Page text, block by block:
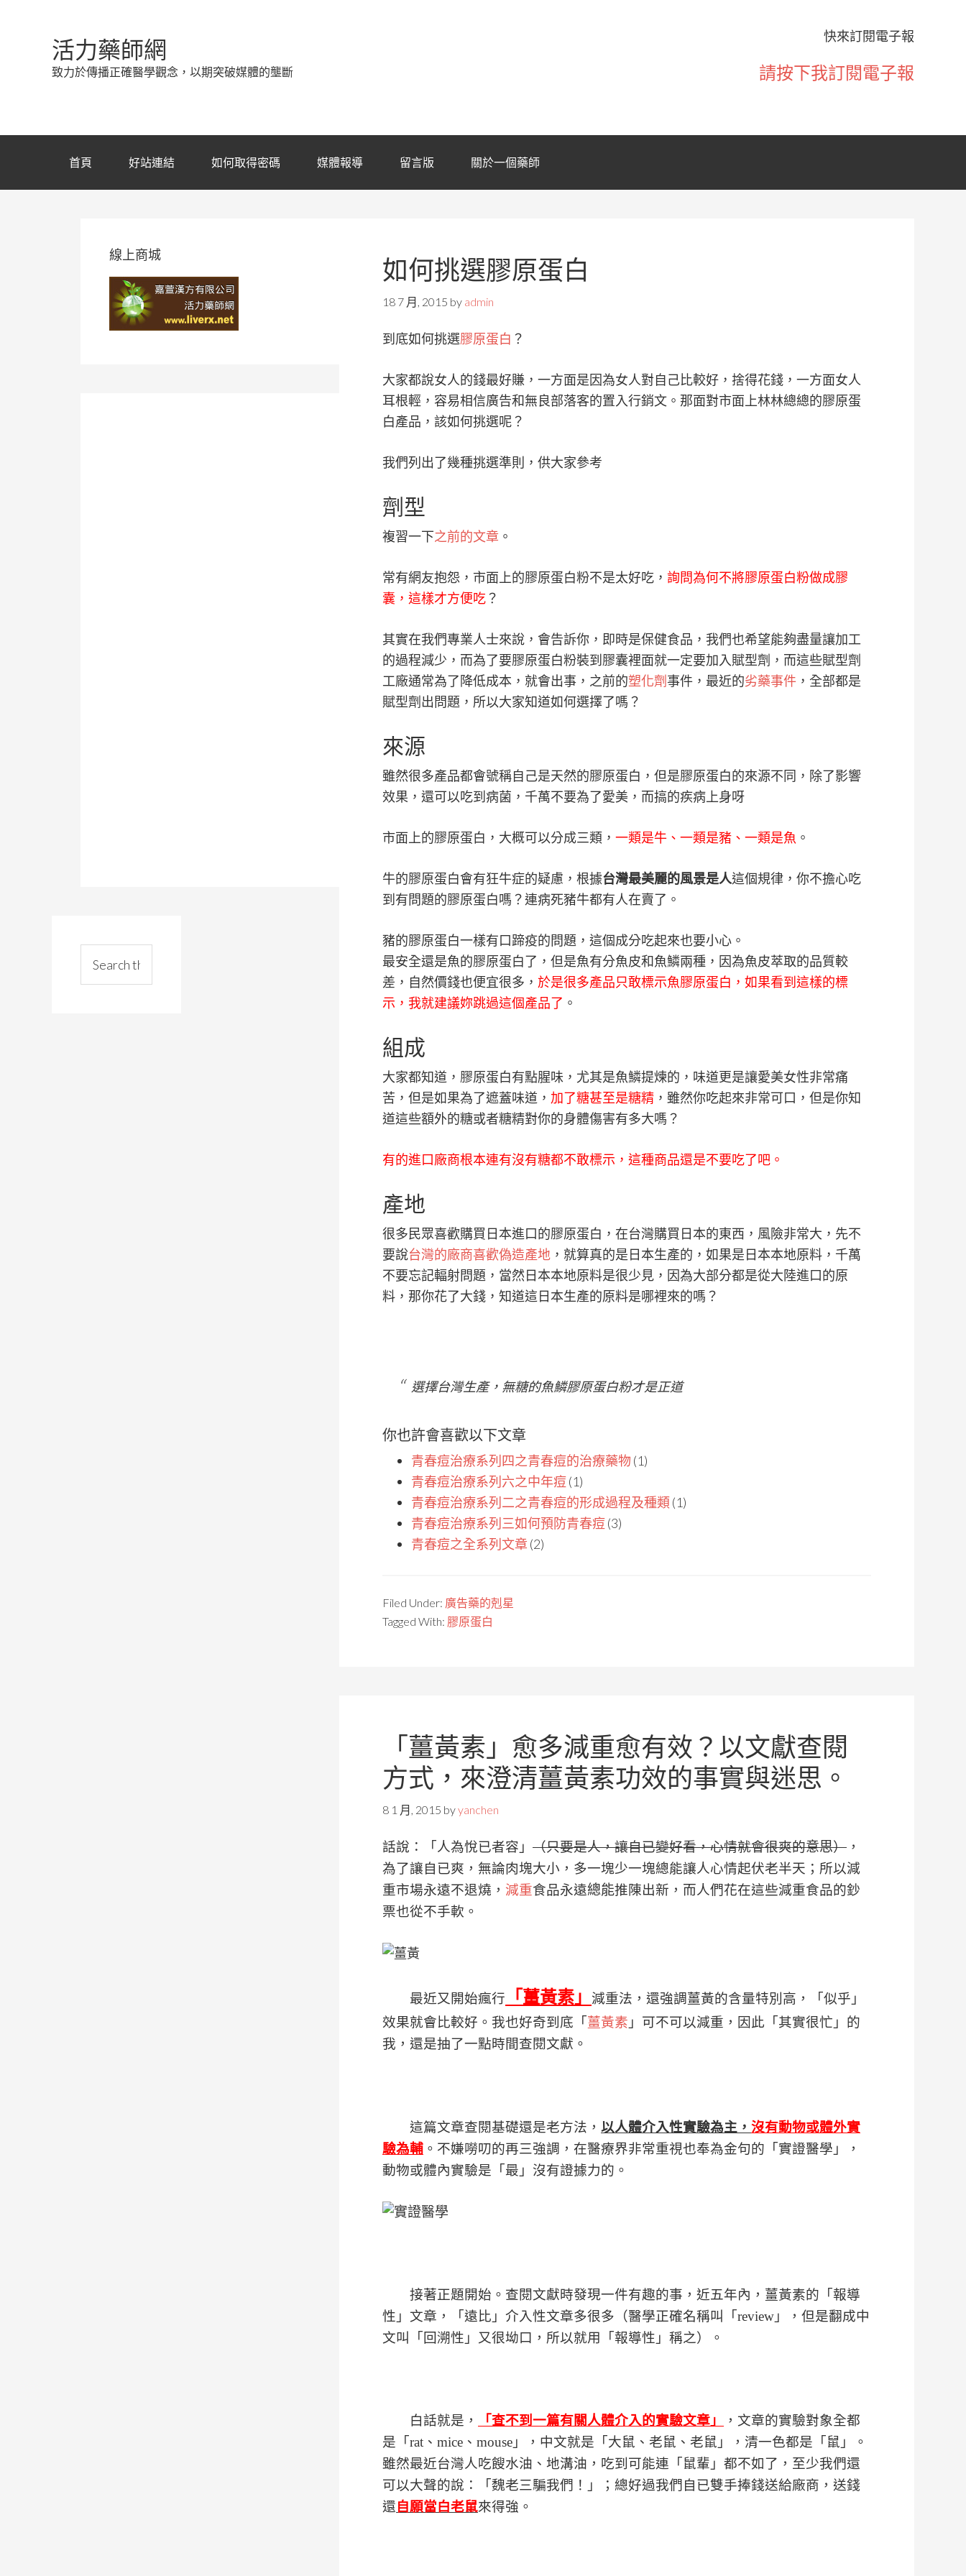
活力藥師網
致力於傳播正確醫學觀念，以期突破媒體的壟斷
快來訂閱電子報
請按下我訂閱電子報
首頁 好站連結 如何取得密碼 媒體報導 留言版 關於一個藥師
如何挑選膠原蛋白
18 7 月, 2015 by admin
到底如何挑選膠原蛋白 ？
大家都說女人的錢最好賺，一方面是因為女人對自己比較好，捨得花錢，一方面女人
耳根輕，容易相信廣告和無良部落客的置入行銷文。那面對市面上林林總總的膠原蛋
白產品，該如何挑選呢？
我們列出了幾種挑選準則，供大家參考
劑型
複習一下之前的文章 。
常有網友抱怨，市面上的膠原蛋白粉不是太好吃， 詢問為何不將膠原蛋白粉做成膠
囊，這樣才方便吃？
其實在我們專業人士來說，會告訴你，即時是保健食品，我們也希望能夠盡量讓加工
的過程減少，而為了要膠原蛋白粉裝到膠囊裡面就一定要加入賦型劑，而這些賦型劑
工廠通常為了降低成本，就會出事，之前的塑化劑事件，最近的劣藥事件 ，全部都是
賦型劑出問題，所以大家知道如何選擇了嗎？
來源
雖然很多產品都會號稱自己是天然的膠原蛋白，但是膠原蛋白的來源不同，除了影響
效果，還可以吃到病菌，千萬不要為了愛美，而搞的疾病上身呀
市面上的膠原蛋白，大概可以分成三類， 一類是牛、一類是豬、一類是魚 。
牛的膠原蛋白會有狂牛症的疑慮，根據台灣最美麗的風景是人這個規律，你不擔心吃
到有問題的膠原蛋白嗎？連病死豬牛都有人在賣了。
豬的膠原蛋白一樣有口蹄疫的問題，這個成分吃起來也要小心。
最安全還是魚的膠原蛋白了，但是魚有分魚皮和魚鱗兩種，因為魚皮萃取的品質較
差，自然價錢也便宜很多， 於是很多產品只敢標示魚膠原蛋白，如果看到這樣的標
示，我就建議妳跳過這個產品了 。
組成
大家都知道，膠原蛋白有點腥味，尤其是魚鱗提煉的，味道更是讓愛美女性非常痛
苦，但是如果為了遮蓋味道， 加了糖甚至是糖精 ，雖然你吃起來非常可口，但是你知
道這些額外的糖或者糖精對你的身體傷害有多大嗎？
有的進口廠商根本連有沒有糖都不敢標示，這種商品還是不要吃了吧。
產地
很多民眾喜歡購買日本進口的膠原蛋白，在台灣購買日本的東西，風險非常大，先不
要說台灣的廠商喜歡偽造產地 ，就算真的是日本生產的，如果是日本本地原料，千萬
不要忘記輻射問題，當然日本本地原料是很少見，因為大部分都是從大陸進口的原
料，那你花了大錢，知道這日本生產的原料是哪裡來的嗎？
選擇台灣生產，無糖的魚鱗膠原蛋白粉才是正道
你也許會喜歡以下文章
青春痘治療系列四之青春痘的治療藥物 (1)
青春痘治療系列六之中年痘(1)
青春痘治療系列二之青春痘的形成過程及種類(1)
青春痘治療系列三如何預防青春痘(3)
青春痘之全系列文章 (2)
Filed Under: 廣告藥的剋星
Tagged With: 膠原蛋白
「薑黃素」愈多減重愈有效？以文獻查閱
方式，來澄清薑黃素功效的事實與迷思。
8 1 月, 2015 byyanchen
話說：「人為悅已者容」 （只要是人，讓自已變好看，心情就會很爽的意思） ，
為了讓自已爽，無論肉塊大小，多一塊少一塊總能讓人心情起伏老半天；所以減
重市場永遠不退燒， 減重食品永遠總能推陳出新，而人們花在這些減重食品的鈔
票也從不手軟。
最近又開始瘋行 「薑黃素」
減重法，還強調薑黃的含量特別高，「似乎」
效果就會比較好。我也好奇到底「 薑黃素 」可不可以減重，因此「其實很忙」的
我，還是抽了一點時間查閱文獻。
這篇文章查閱基礎還是老方法， 以人體介入性實驗為主， 沒有動物或體外實
驗為輔 。不嫌嘮叨的再三強調，在醫療界非常重視也奉為金句的「實證醫學」，
動物或體內實驗是「最」沒有證據力的。
接著正題開始。查閱文獻時發現一件有趣的事，近五年內，薑黃素的「報導
性」文章，「遠比」介入性文章多很多（醫學正確名稱叫「review」，但是翻成中
文叫「回溯性」又很坳口，所以就用「報導性」稱之）。
白話就是， 「查不到一篇有關人體介入的實驗文章」
，文章的實驗對象全都
是「rat、mice、mouse」，中文就是「大鼠、老鼠、老鼠」，清一色都是「鼠」。
雖然最近台灣人吃餿水油、地溝油，吃到可能連「鼠輩」都不如了，至少我們還
可以大聲的說：「魏老三騙我們！」；總好過我們自已雙手捧錢送給廠商，送錢
還自願當白老鼠來得強。
線上商城